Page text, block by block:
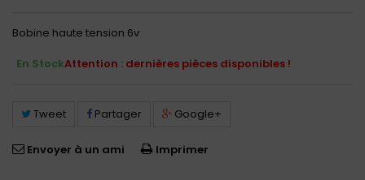
Bobine haute tension 6v
En StockAttention : dernières pièces disponibles !
Tweet Partager Google+
Envoyer à un ami Imprimer